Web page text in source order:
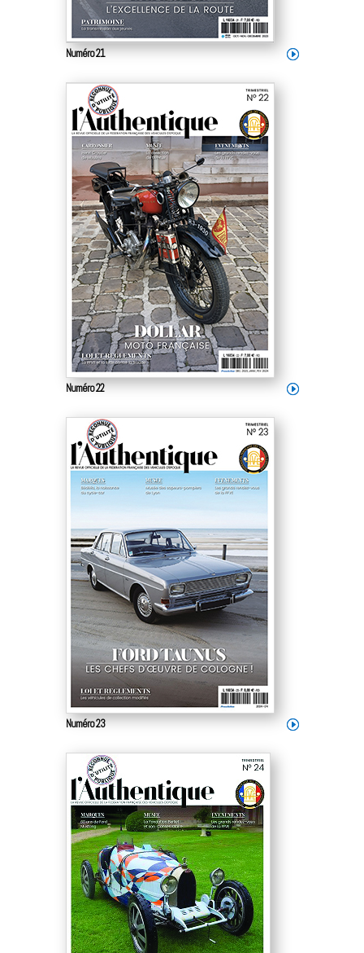
Numéro 21
Numéro 22
Numéro 23